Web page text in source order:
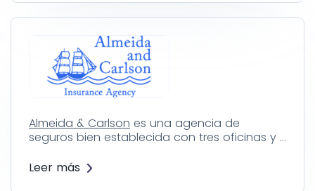
Almeida & Carlson es una agencia de
seguros bien establecida con tres oficinas y …
Leer más